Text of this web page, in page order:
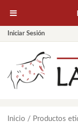
Iniciar Sesión
Inicio / Productos